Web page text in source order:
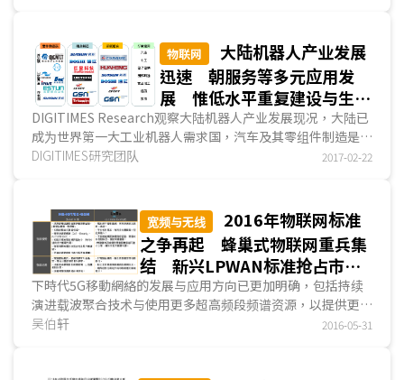
观察此次展会产业关注的5G垂直市场应用，主要包括C-
V2X车联网、工业物联网、无人机、毫米波应用等。中国自
2017年即以国家层级推动C-V2X标准，至今已有16个国家级
示范场域，2020~2022年中国品牌累计将推出至少9款配置C-
V2X通讯的车款，而中国移动也开始进行5G + C-V2X RSU
(Road Side Unit)整合型基站部署。
工业物联网因应用分歧，技术需求差异大，已成为中国营
中兴通讯提出ATG (Air To Ground)的专网模式，主要是利用
sub-6GHz与毫米波不同的通讯特性及专频专网部署，以满足
无人机在高速／大角度垂直移动、大帶寬传输的使用需求。
此外，DIGITIMES Research参访2019年上海MWC发现
有诸多研讨会／中系参展商讨论开放式组网议题(如Open
RAN)，然不知是疫情关系抑或产业环境因素，今年展会相关
议题探讨不如往年热络，后续动态可再关注。
物联网
大陆机器人产业发展
迅速 朝服务等多元应用发
展 惟低水平重复建设与生产
过剩成隐忧
DIGITIMES Research观察大陆机器人产业发展现况，大陆已
成为世界第一大工业机器人需求国，汽车及其零组件制造是主
要应用，随著大陆产业结构调整，朝向柔性、智能、精细发
DIGITIMES研究团队 2017-02-22
宽频与无线
2016年物联网标准
之争再起 蜂巢式物联网重兵集
结 新兴LPWAN标准抢占市场
先机
下時代5G移動網絡的发展与应用方向已更加明确，包括持续
演进载波聚合技术与使用更多超高频段频谱资源，以提供更快
的移動宽频網絡；以及利用窄频網絡技术，发展广域物联网。
吴伯轩 2016-05-31